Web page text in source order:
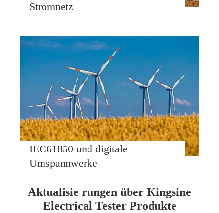
Stromnetz
IEC61850 und digitale
Umspannwerke
Aktualisie rungen über Kingsine
Electrical Tester Produkte